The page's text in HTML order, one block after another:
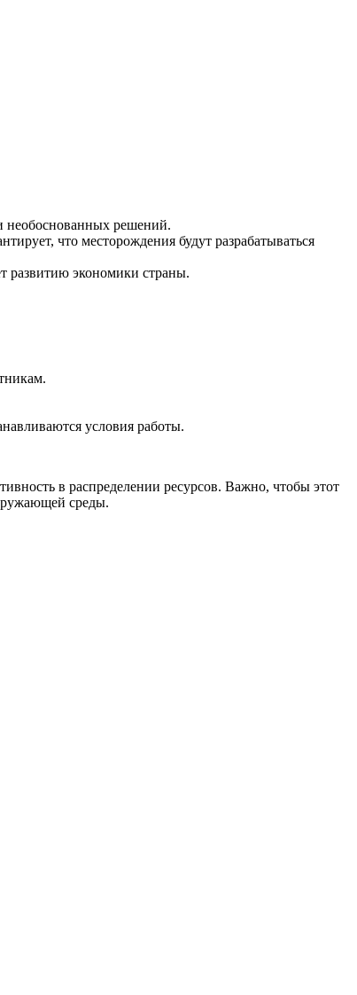
необоснованных решений.
что месторождения будут разрабатываться
развитию экономики страны.
условия работы.
в распределении ресурсов. Важно, чтобы этот
среды.